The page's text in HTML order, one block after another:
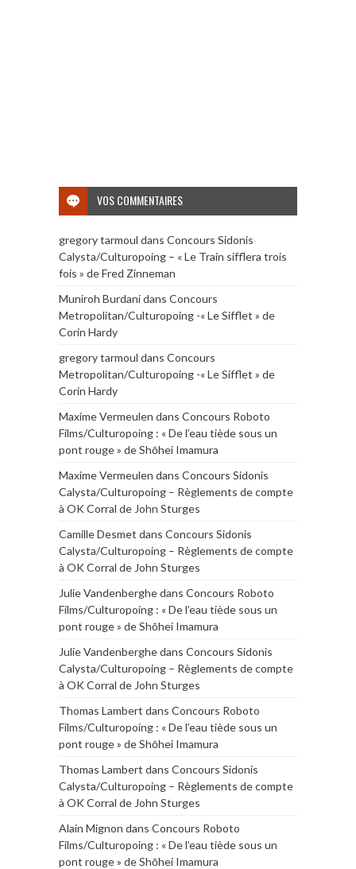
VOS COMMENTAIRES
gregory tarmoul dans Concours Sidonis
Calysta/Culturopoing – « Le Train sifflera trois
fois » de Fred Zinneman
Muniroh Burdanidans Concours
Metropolitan/Culturopoing -« Le Sifflet » de
Corin Hardy
gregory tarmoul dans Concours
Metropolitan/Culturopoing -« Le Sifflet » de
Corin Hardy
Maxime Vermeulen dans Concours Roboto
Films/Culturopoing : « De l’eau tiède sous un
pont rouge » de Shōhei Imamura
Maxime Vermeulen dans Concours Sidonis
Calysta/Culturopoing – Règlements de compte
à OK Corral de John Sturges
Camille Desmet dans Concours Sidonis
Calysta/Culturopoing – Règlements de compte
à OK Corral de John Sturges
Julie Vandenberghedans Concours Roboto
Films/Culturopoing : « De l’eau tiède sous un
pont rouge » de Shōhei Imamura
Julie Vandenberghedans Concours Sidonis
Calysta/Culturopoing – Règlements de compte
à OK Corral de John Sturges
Thomas Lambert dans Concours Roboto
Films/Culturopoing : « De l’eau tiède sous un
pont rouge » de Shōhei Imamura
Thomas Lambert dans Concours Sidonis
Calysta/Culturopoing – Règlements de compte
à OK Corral de John Sturges
Alain Mignon dans Concours Roboto
Films/Culturopoing : « De l’eau tiède sous un
pont rouge » de Shōhei Imamura